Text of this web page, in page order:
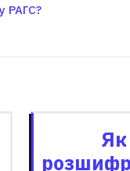
РАГС?
Як